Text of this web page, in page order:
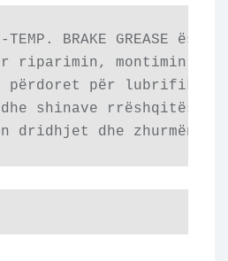
TEMP. BRAKE
riparimin, montimin dhe
përdoret për
shinave rrëshqitëse
dridhjet dhe zhurmën